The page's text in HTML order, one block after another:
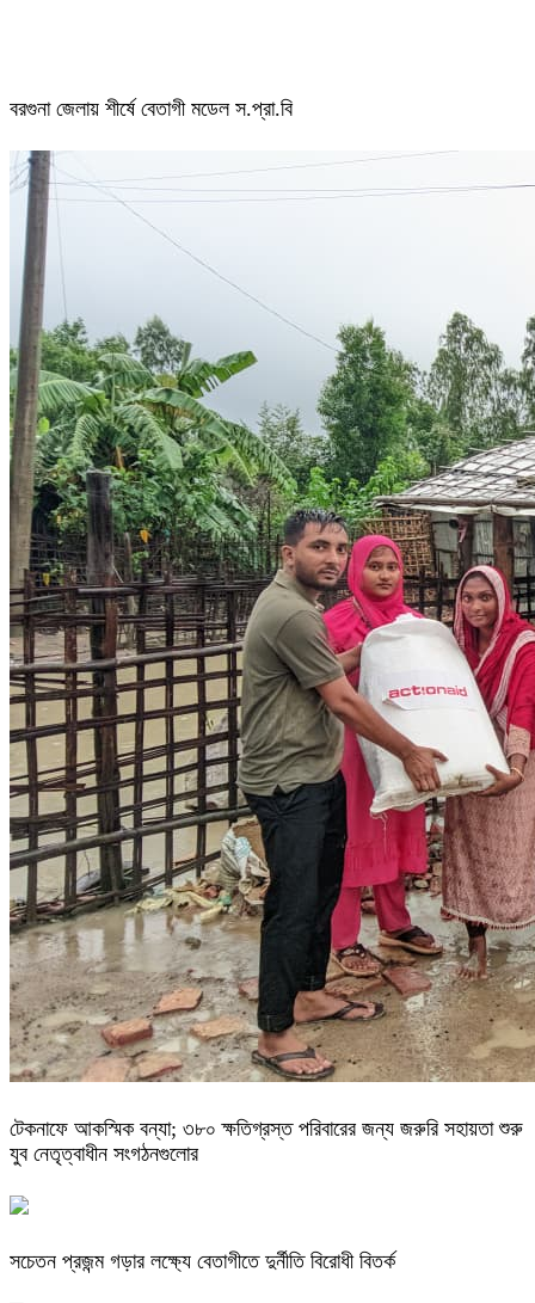
বরগুনা জেলায় শীর্ষে বেতাগী মডেল স.প্রা.বি
টেকনাফে আকস্মিক বন্যা; ৩৮০ ক্ষতিগ্রস্ত পরিবারের জন্য জরুরি সহায়তা শুরু
যুব নেতৃত্বাধীন সংগঠনগুলোর
সচেতন প্রজন্ম গড়ার লক্ষ্যে বেতাগীতে দুর্নীতি বিরোধী বিতর্ক